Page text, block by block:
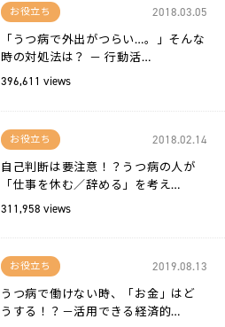
お役立ち
2018.03.05
「うつ病で外出がつらい…。」そんな
時の対処法は？ － 行動活…
396,611 views
お役立ち
2018.02.14
自己判断は要注意！？うつ病の人が
「仕事を休む／辞める」を考え…
311,958 views
お役立ち
2019.08.13
うつ病で働けない時、「お金」はど
うする！？－活用できる経済的…